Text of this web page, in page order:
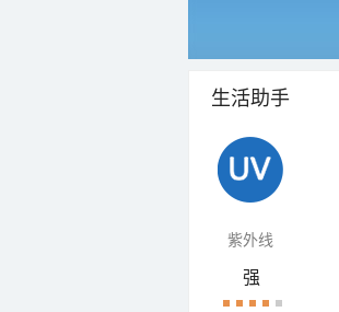
生活助手
紫外线
强